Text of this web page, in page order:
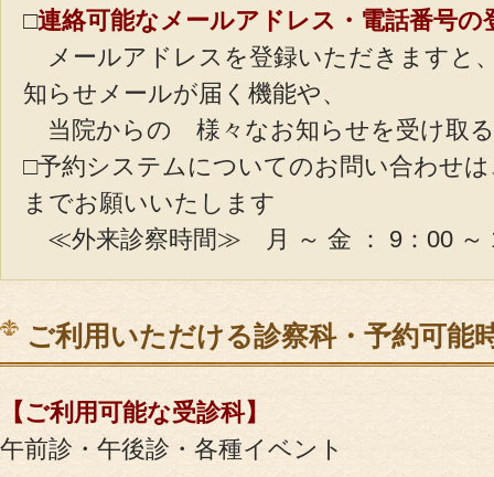
□連絡可能なメールアドレス・電話番号
メールアドレスを登録いただきますと
知らせメールが届く機能や、
当院からの 様々なお知らせを受け取
□予約システムについてのお問い合わせ
までお願いいたします
≪外来診察時間≫ 月 ～ 金 ： 9：00 ～
ご利用いただける診察科・予約可能
【ご利用可能な受診科】
午前診・午後診・各種イベント